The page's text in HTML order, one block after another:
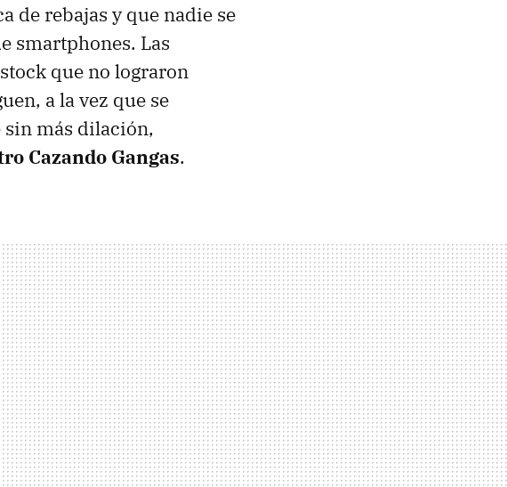
de rebajas y que nadie se
smartphones. Las
que no lograron
a la vez que se
más dilación,
Cazando Gangas.